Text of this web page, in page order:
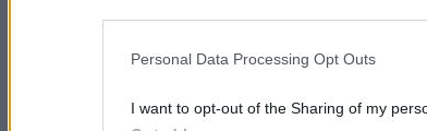
Personal Data Processing Opt Outs
I want to opt-out of the Sharing of my